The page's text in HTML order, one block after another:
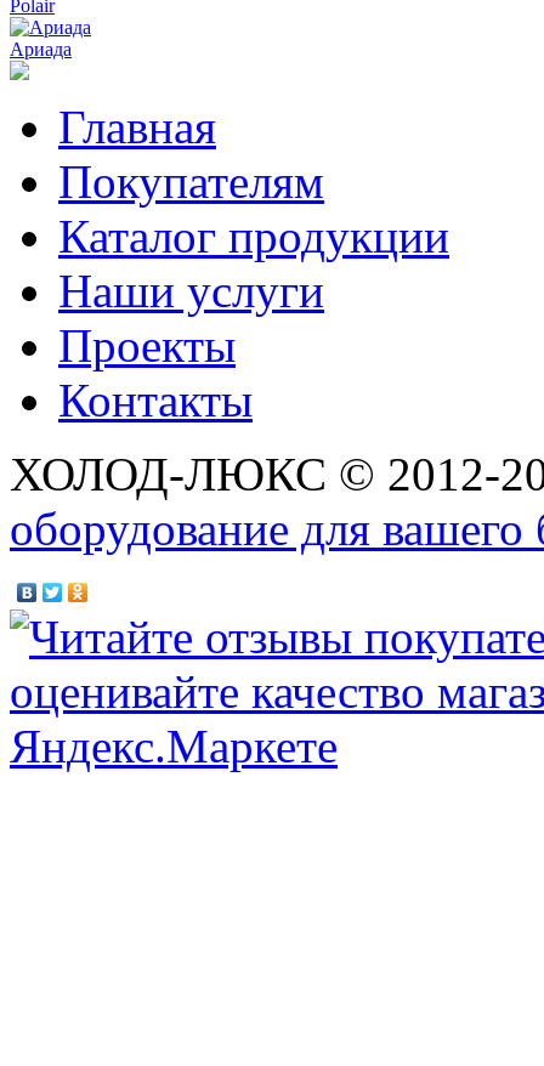
Polair
Ариада
Главная
Покупателям
Каталог продукции
Наши услуги
Проекты
Контакты
ХОЛОД-ЛЮКС © 2012-
оборудование для вашего